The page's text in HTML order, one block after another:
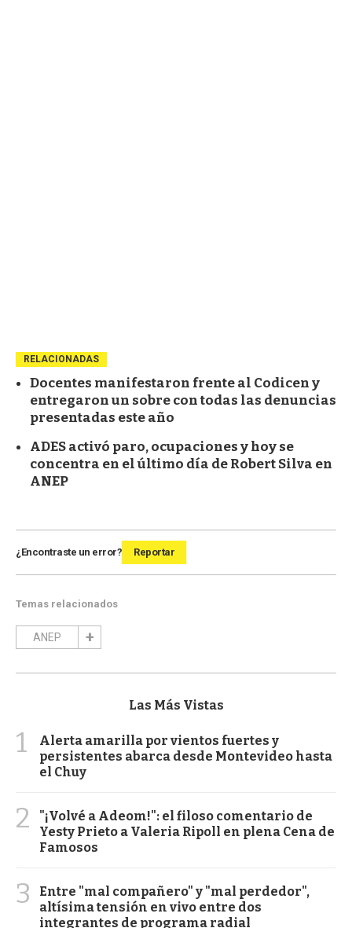
RELACIONADAS
Docentes manifestaron frente al Codicen y
entregaron un sobre con todas las denuncias
presentadas este año
ADES activó paro, ocupaciones y hoy se
concentra en el último día de Robert Silva en
ANEP
¿Encontraste un error? Reportar
Temas relacionados
ANEP
Las Más Vistas
1
Alerta amarilla por vientos fuertes y
persistentes abarca desde Montevideo hasta
el Chuy
2
"¡Volvé a Adeom!": el filoso comentario de
Yesty Prieto a Valeria Ripoll en plena Cena de
Famosos
3
Entre "mal compañero" y "mal perdedor",
altísima tensión en vivo entre dos
integrantes de programa radial